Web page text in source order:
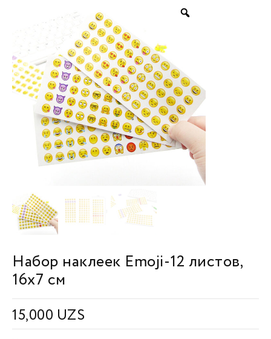
Набор наклеек Emoji-12 листов,
16х7 см
15,000 UZS